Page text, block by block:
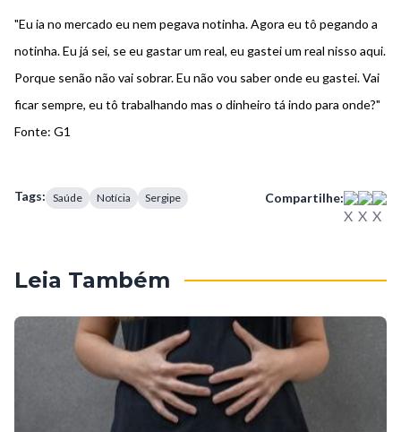
"Eu ia no mercado eu nem pegava notinha. Agora eu tô pegando a
notinha. Eu já sei, se eu gastar um real, eu gastei um real nisso aqui.
Porque senão não vai sobrar. Eu não vou saber onde eu gastei. Vai
ficar sempre, eu tô trabalhando mas o dinheiro tá indo para onde?"
Fonte: G1
Tags: Saúde Notícia Sergipe Compartilhe:
Leia Também